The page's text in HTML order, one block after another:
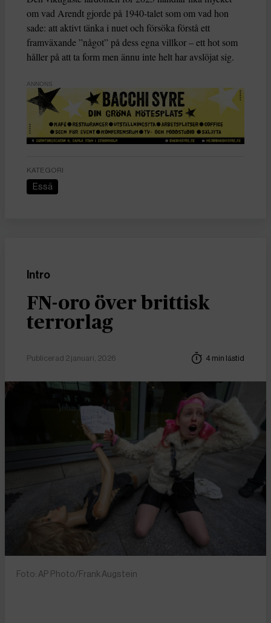
om vad Arendt gjorde på 1940-talet som om vad hon
sade: att aktivt tänka i nuet och försöka förstå ett
framväxande ”något” på dess egna villkor – ett hot som
håller på att ta form men ännu inte helt har avslöjat sig.
ANNONS
KATEGORI
Essä
Intro
FN-oro över brittisk
terrorlag
Publicerad 2 januari, 2026 4 min lästid
Foto: AP Photo/Frank Augstein